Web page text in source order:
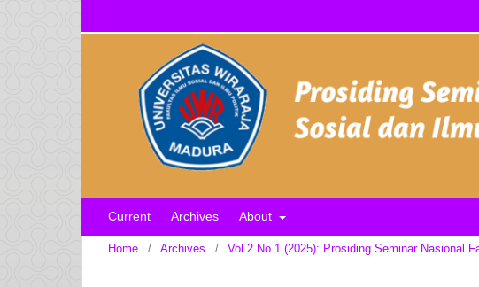
Current Archives About
Home / Archives / Vol 2 No 1 (2025): Prosiding Seminar Nasional